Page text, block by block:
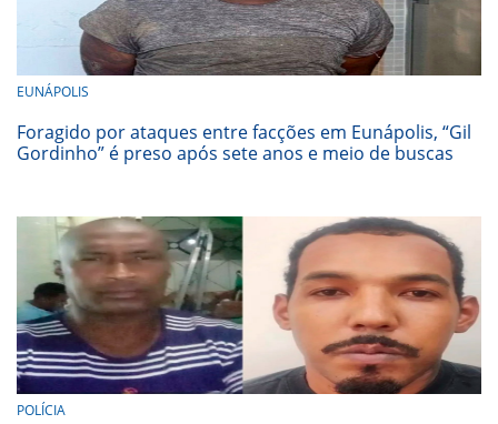
EUNÁPOLIS
Foragido por ataques entre facções em Eunápolis, “Gil
Gordinho” é preso após sete anos e meio de buscas
POLÍCIA